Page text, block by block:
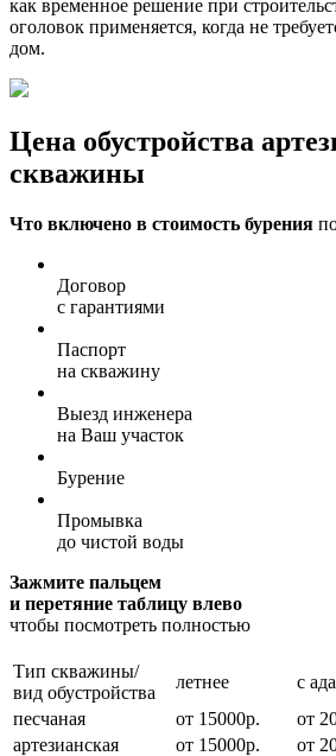
как временное решение при
оголовок применяется, когда не
дом.
Цена обустройства
скважины
Что включено в стоимость бурения
Договор
с гарантиями
Паспорт
на скважину
Выезд инженера
на Ваш участок
Бурение
Промывка
до чистой воды
Зажмите пальцем
и перетяние таблицу влево
чтобы посмотреть полностью
Тип скважины/
вид обустройства
летнее с
песчаная
от 15000р. от
артезианская
от 15000р. от